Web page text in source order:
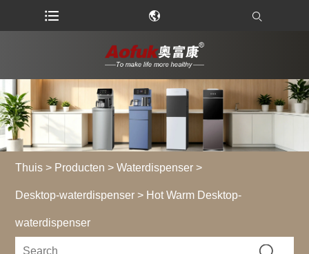
Thuis > Producten >Waterdispenser >
Desktop-waterdispenser > Hot Warm Desktop-
waterdispenser